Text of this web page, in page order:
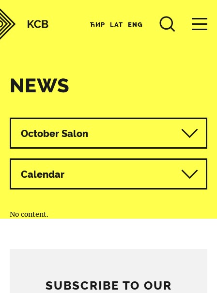
ЋИР LAT ENG
NEWS
All programmes
October Salon
Calendar
No content.
SUBSCRIBE TO OUR